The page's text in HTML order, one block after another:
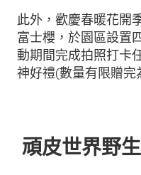
此外，歡慶春暖花開
富士櫻，於園區設置
動期間完成拍照打卡
神好禮(數量有限贈完
頑皮世界野